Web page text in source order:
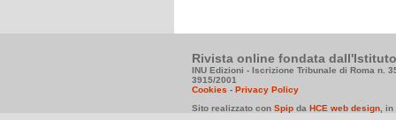
Rivista online fondata
INU Edizioni - Iscrizione Tribunale di Roma n.
3915/2001
Cookies - Privacy Policy
Sito realizzato con Spip da HCE web design ,